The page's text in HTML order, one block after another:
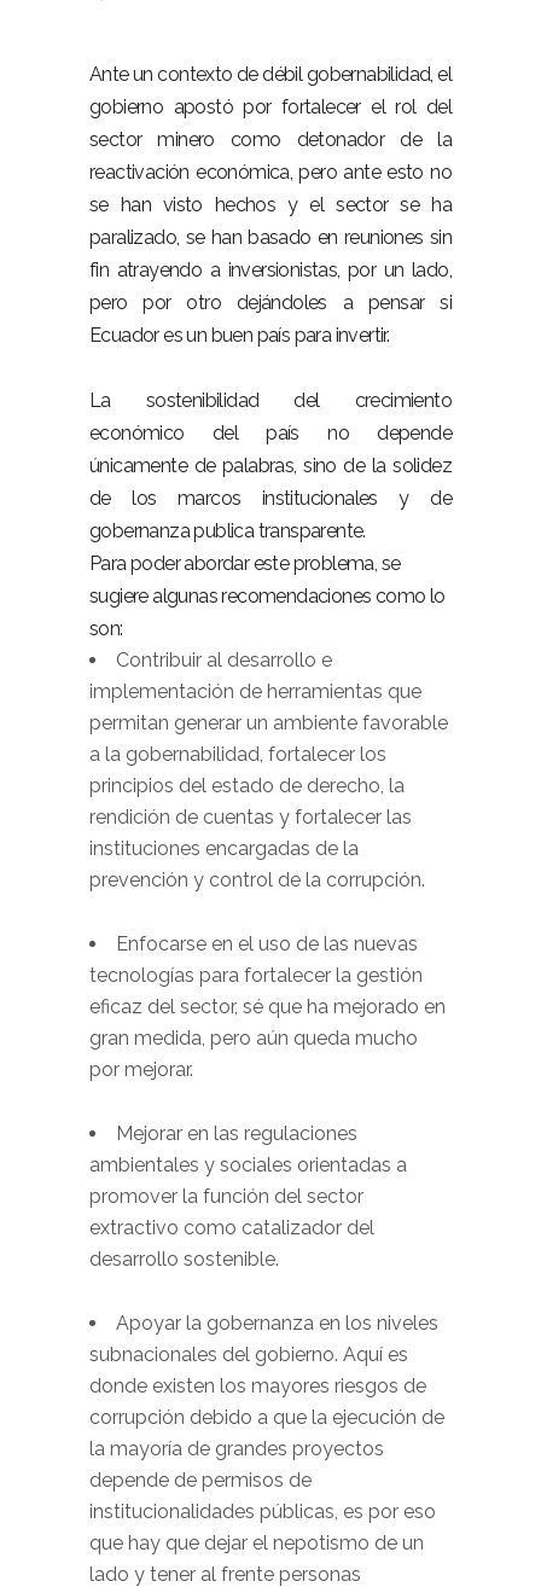
Ante un contexto de débil gobernabilidad, el
gobierno apostó por fortalecer el rol del
sector minero como detonador de la
reactivación económica, pero ante esto no
se han visto hechos y el sector se ha
paralizado, se han basado en reuniones sin
fin atrayendo a inversionistas, por un lado,
pero por otro dejándoles a pensar si
Ecuador es un buen país para invertir.
La sostenibilidad del crecimiento
económico del país no depende
únicamente de palabras, sino de la solidez
de los marcos institucionales y de
gobernanza publica transparente.
Para poder abordar este problema, se
sugiere algunas recomendaciones como lo
son:
Contribuir al desarrollo e
implementación de herramientas que
permitan generar un ambiente favorable
a la gobernabilidad, fortalecer los
principios del estado de derecho, la
rendición de cuentas y fortalecer las
instituciones encargadas de la
prevención y control de la corrupción.
Enfocarse en el uso de las nuevas
tecnologías para fortalecer la gestión
eficaz del sector, sé que ha mejorado en
gran medida, pero aún queda mucho
por mejorar.
Mejorar en las regulaciones
ambientales y sociales orientadas a
promover la función del sector
extractivo como catalizador del
desarrollo sostenible.
Apoyar la gobernanza en los niveles
subnacionales del gobierno. Aquí es
donde existen los mayores riesgos de
corrupción debido a que la ejecución de
la mayoría de grandes proyectos
depende de permisos de
institucionalidades públicas, es por eso
que hay que dejar el nepotismo de un
lado y tener al frente personas